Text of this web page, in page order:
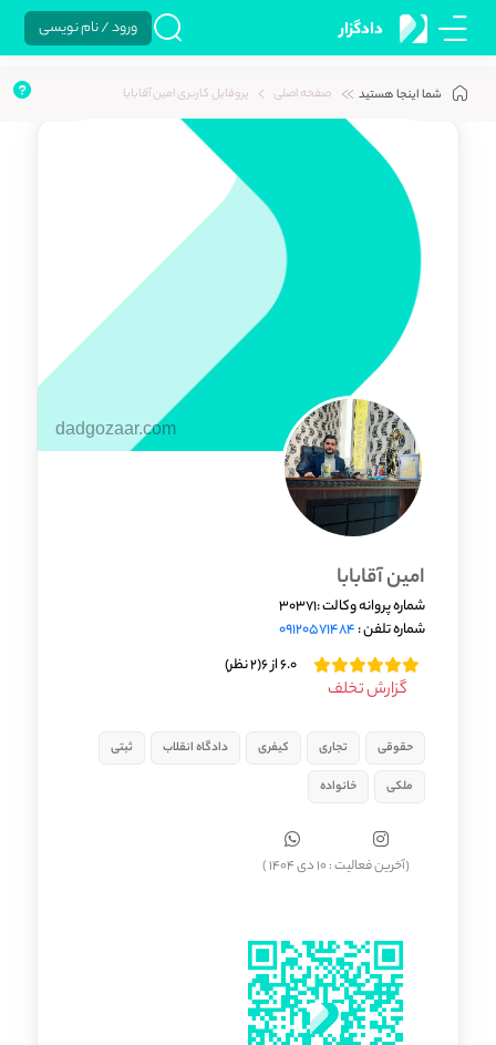
دادگزار ورود / نام نویسی
شما اینجا هستید صفحه اصلی پروفایل کاربری امین آقابابا
dadgozaar.com
امین آقابابا
شماره پروانه وکالت :30371
شماره تلفن :09120571484
6.0 از 6
(2 نظر)
گزارش تخلف
حقوقی تجاری کیفری دادگاه انقلاب
ثبتی
ملکی
خانواده
(آخرین فعالیت : 10 دی 1404 )